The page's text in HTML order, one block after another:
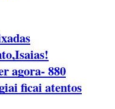
agora- 880
ficai atentos